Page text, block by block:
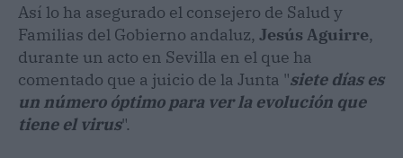
Así lo ha asegurado el consejero de Salud y
Familias del Gobierno andaluz, Jesús Aguirre,
durante un acto en Sevilla en el que ha
comentado que a juicio de la Junta "siete días es
un número óptimo para ver la evolución que
tiene el virus".